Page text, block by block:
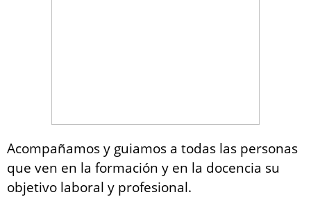
Acompañamos y guiamos a todas las personas
que ven en la formación y en la docencia su
objetivo laboral y profesional.